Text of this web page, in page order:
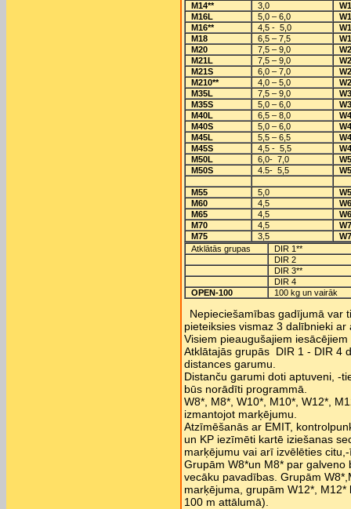
M14**
3,0
M16L
5,0 – 6,0
M16**
4,5 - 5,0
M18
6,5 – 7,5
M20
7,5 – 9,0
M21L
7,5 – 9,0
M21S
6,0 – 7,0
M210**
4,0 – 5,0
M35L
7,5 – 9,0
M35S
5,0 – 6,0
M40L
6,5 – 8,0
M40S
5,0 – 6,0
M45L
5,5 – 6,5
M45S
4,5 - 5,5
M50L
6,0- 7,0
M50S
4.5- 5,5
M55 5,0
M60
4,5
M65
4,5
M70
4,5
M75
3,5
Atklātās grupas
DIR 1**
DIR 2
DIR 3**
DIR 4
OPEN-100
100 kg un vairāk
Nepieciešamības gadījumā var
pieteiksies vismaz 3 dalībnieki ar
Visiem pieaugušajiem
Atklātajās grupās DIR 1 - DIR 4
distances garumu.
Distanču garumi doti aptuveni, -
būs norādīti programmā.
W8*, M8*, W10*, M10*, W12*,
izmantojot marķējumu.
Atzīmēšanās ar EMIT,
un KP iezīmēti kartē iziešanas
marķējumu vai arī izvēlēties
Grupām W8*un M8* par
vecāku pavadības. Grupām
marķējuma, grupām W12*,
100 m attālumā).